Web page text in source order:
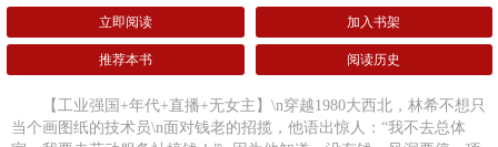
立即阅读 加入书架
推荐本书 阅读历史
【工业强国+年代+直播+无女主】\n穿越1980大西北，林希不想只
当个画图纸的技术员\n面对钱老的招揽，他语出惊人：“我不去总体